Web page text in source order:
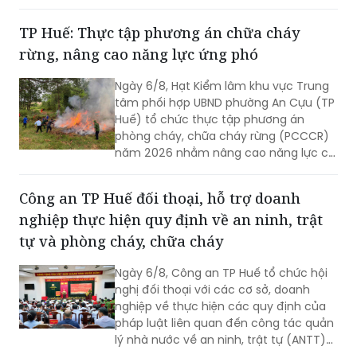
TP Huế: Thực tập phương án chữa cháy
rừng, nâng cao năng lực ứng phó
Ngày 6/8, Hạt Kiểm lâm khu vực Trung
tâm phối hợp UBND phường An Cựu (TP
Huế) tổ chức thực tập phương án
phòng cháy, chữa cháy rừng (PCCCR)
năm 2026 nhằm nâng cao năng lực chỉ
Công an TP Huế đối thoại, hỗ trợ doanh
nghiệp thực hiện quy định về an ninh, trật
tự và phòng cháy, chữa cháy
Ngày 6/8, Công an TP Huế tổ chức hội
nghị đối thoại với các cơ sở, doanh
nghiệp về thực hiện các quy định của
pháp luật liên quan đến công tác quản
lý nhà nước về an ninh, trật tự (ANTT)